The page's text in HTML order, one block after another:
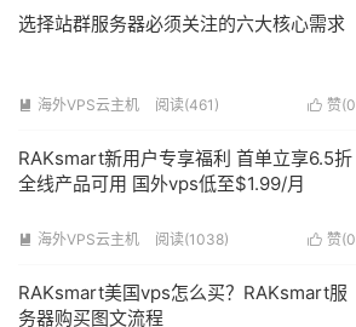
选择站群服务器必须关注的六大核心需求
 赞(0
 海外VPS云主机 阅读(461)
RAKsmart新用户专享福利 首单立享6.5折
全线产品可用 国外vps低至$1.99/月
 赞(0
 海外VPS云主机 阅读(1038)
RAKsmart美国vps怎么买？RAKsmart服
务器购买图文流程